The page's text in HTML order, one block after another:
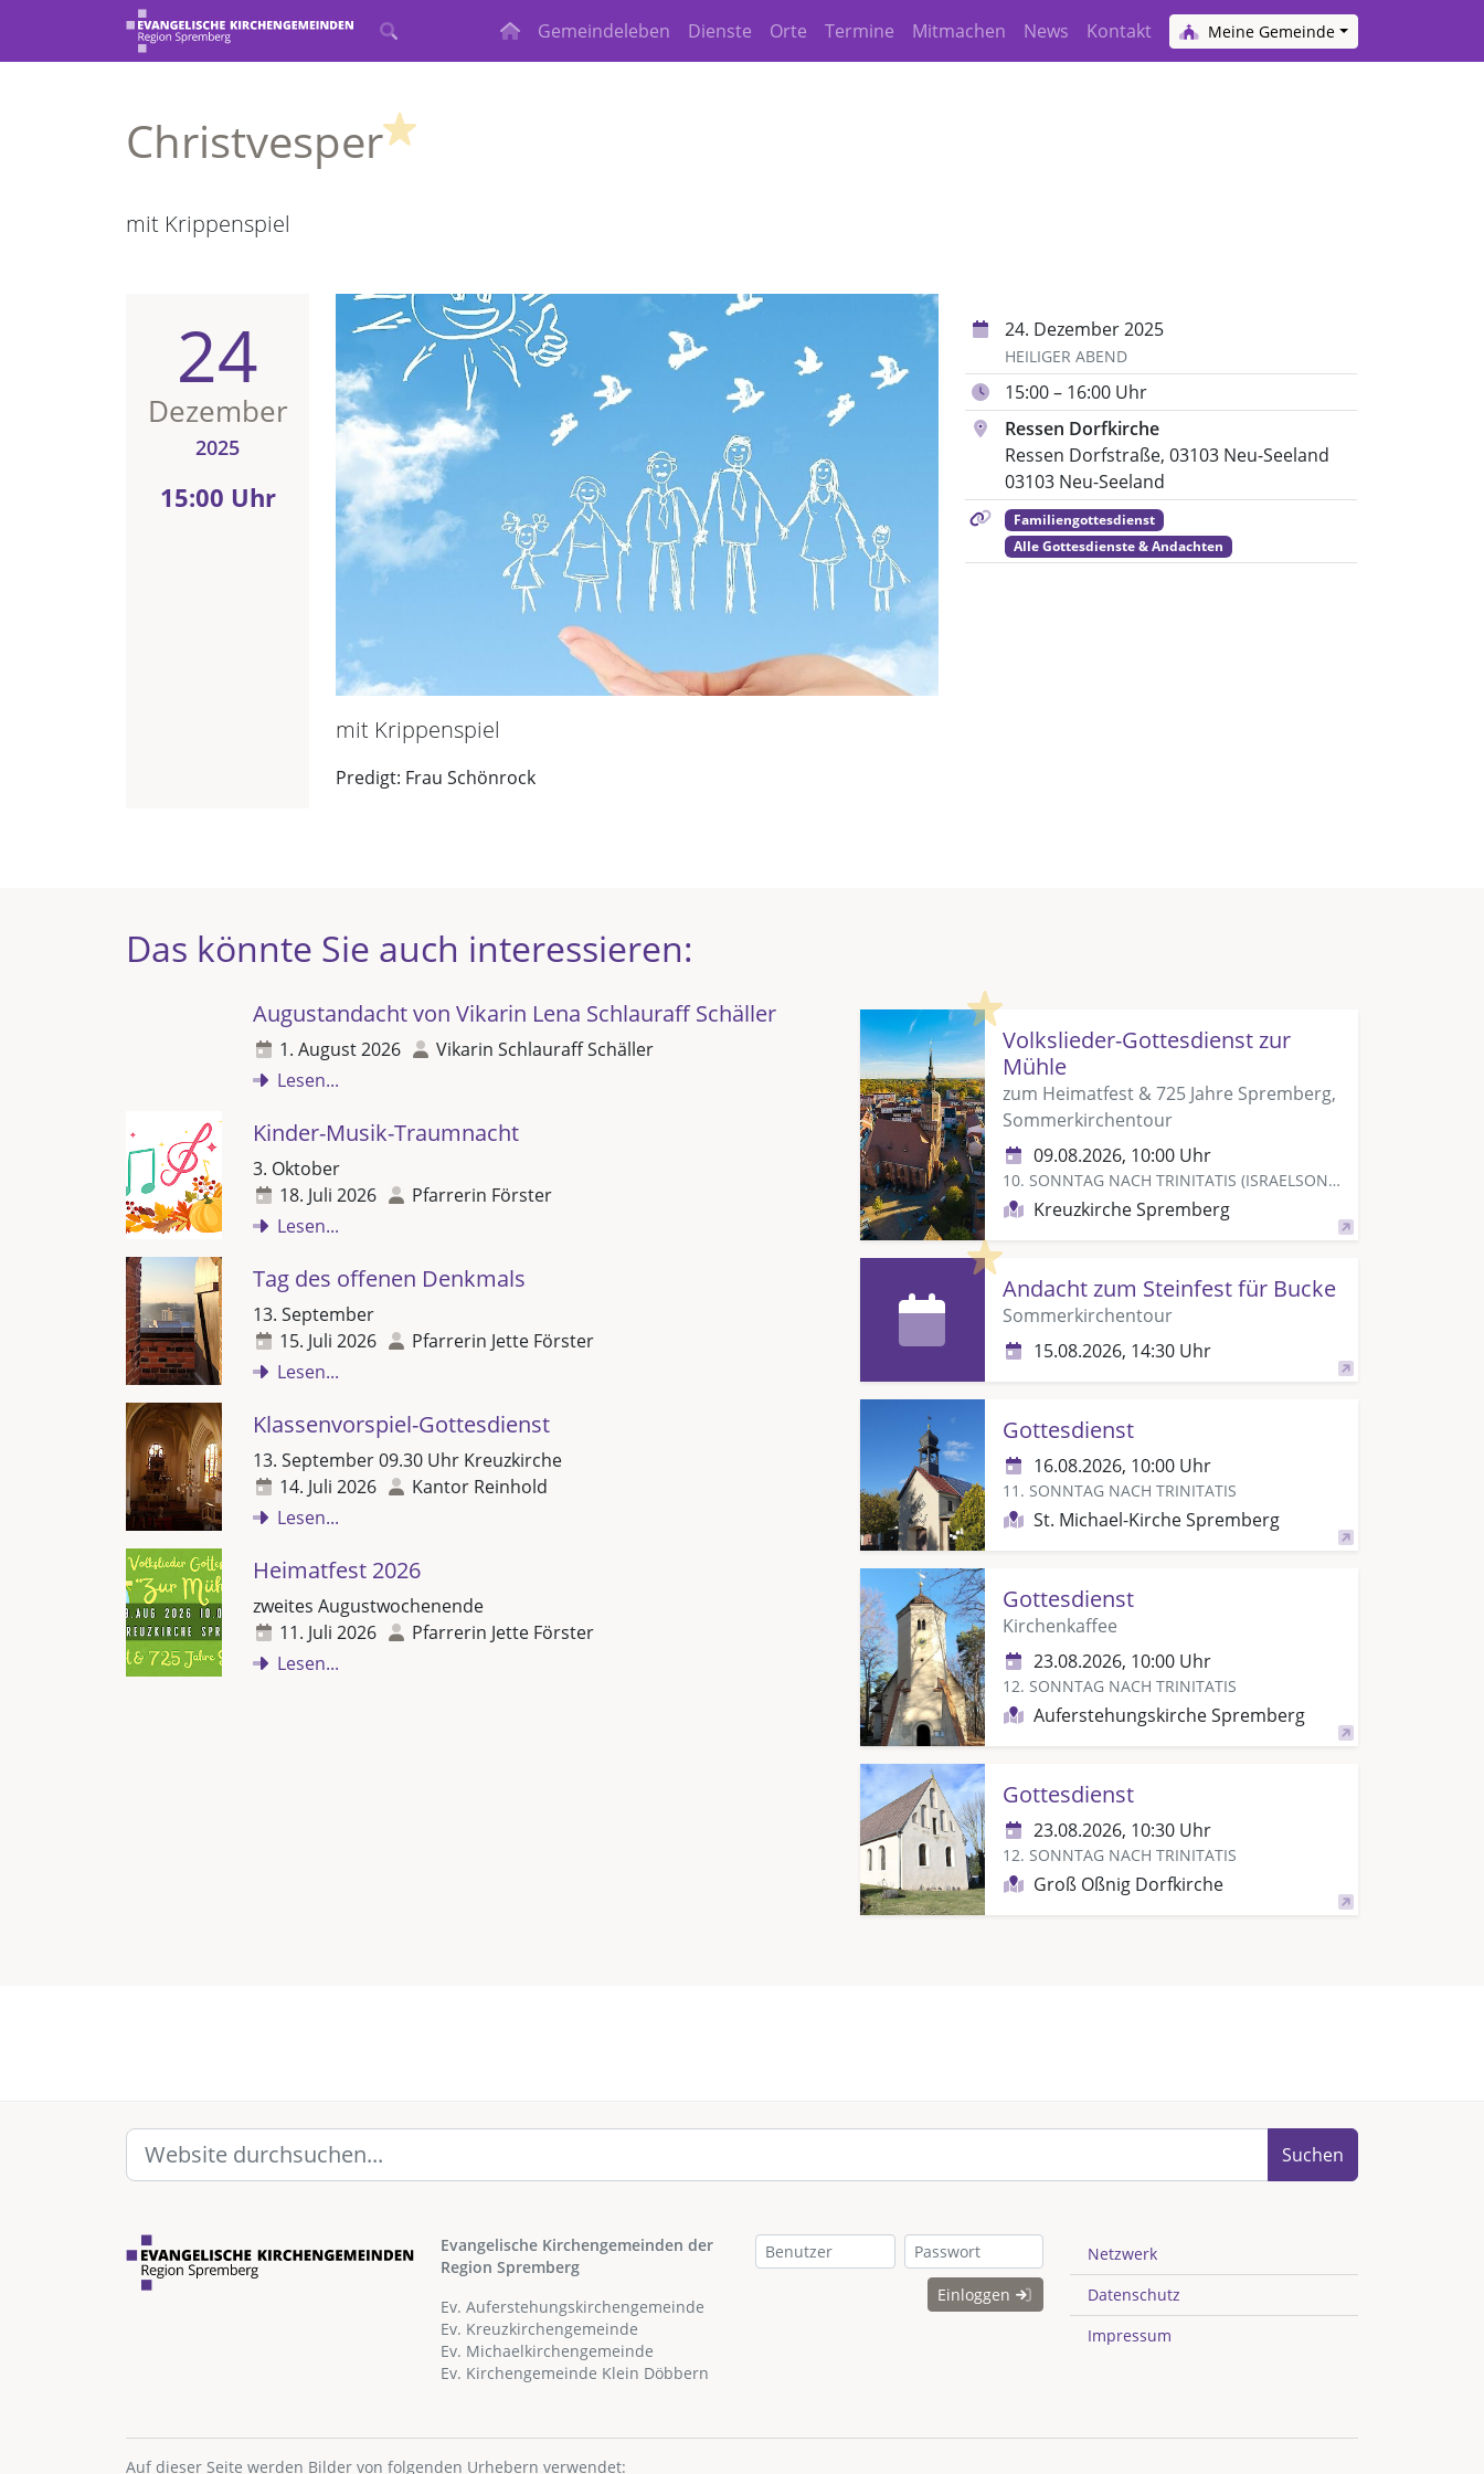
Gemeindeleben Dienste Orte Termine Mitmachen News Kontakt Meine Gemeinde
Christvesper
mit Krippenspiel
24
Dezember
2025
15:00 Uhr
mit Krippenspiel
Predigt: Frau Schönrock
24. Dezember 2025
HEILIGER ABEND
15:00 – 16:00 Uhr
Ressen Dorfkirche
Ressen Dorfstraße, 03103 Neu-Seeland
03103 Neu-Seeland
Familiengottesdienst
Alle Gottesdienste & Andachten
Das könnte Sie auch interessieren:
Highlight
Volkslieder-Gottesdienst zur
Mühle
zum Heimatfest & 725 Jahre Spremberg,
Sommerkirchentour
09.08.2026, 10:00 Uhr
10. SONNTAG NACH TRINITATIS (ISRAELSONNTAG)
Kreuzkirche Spremberg
Highlight
Andacht zum Steinfest für Bucke
Sommerkirchentour
15.08.2026, 14:30 Uhr
Gottesdienst
16.08.2026, 10:00 Uhr
11. SONNTAG NACH TRINITATIS
St. Michael-Kirche Spremberg
Gottesdienst
Kirchenkaffee
23.08.2026, 10:00 Uhr
12. SONNTAG NACH TRINITATIS
Auferstehungskirche Spremberg
Gottesdienst
23.08.2026, 10:30 Uhr
12. SONNTAG NACH TRINITATIS
Groß Oßnig Dorfkirche
Augustandacht von Vikarin Lena Schlauraff Schäller
1. August 2026
Vikarin Schlauraff Schäller
Lesen...
Kinder-Musik-Traumnacht
3. Oktober
18. Juli 2026
Pfarrerin Förster
Lesen...
Tag des offenen Denkmals
13. September
15. Juli 2026
Pfarrerin Jette Förster
Lesen...
Klassenvorspiel-Gottesdienst
13. September 09.30 Uhr Kreuzkirche
14. Juli 2026
Kantor Reinhold
Lesen...
Heimatfest 2026
zweites Augustwochenende
11. Juli 2026
Pfarrerin Jette Förster
Lesen...
Suchen
Evangelische Kirchengemeinden der
Region Spremberg
Ev. Auferstehungskirchengemeinde
Ev. Kreuzkirchengemeinde
Ev. Michaelkirchengemeinde
Ev. Kirchengemeinde Klein Döbbern
Einloggen
Netzwerk
Datenschutz
Impressum
Auf dieser Seite werden Bilder von folgenden Urhebern verwendet: